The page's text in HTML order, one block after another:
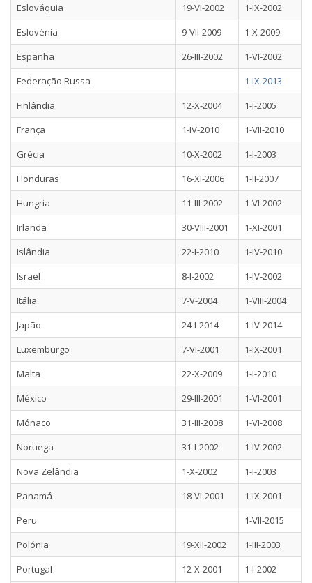
Eslováquia
19-VI-2002
1-IX-2002
Eslovénia
9-VII-2009
1-X-2009
Espanha
26-III-2002
1-VI-2002
Federação Russa
1-IX-2013
Finlândia
12-X-2004
1-I-2005
França
1-IV-2010
1-VII-2010
Grécia
10-X-2002
1-I-2003
Honduras
16-XI-2006
1-II-2007
Hungria
11-III-2002
1-VI-2002
Irlanda
30-VIII-2001
1-XI-2001
Islândia
22-I-2010
1-IV-2010
Israel
8-I-2002
1-IV-2002
Itália
7-V-2004
1-VIII-2004
Japão
24-I-2014
1-IV-2014
Luxemburgo
7-VI-2001
1-IX-2001
Malta
22-X-2009
1-I-2010
México
29-III-2001
1-VI-2001
Mónaco
31-III-2008
1-VI-2008
Noruega
31-I-2002
1-IV-2002
Nova Zelândia
1-X-2002
1-I-2003
Panamá
18-VI-2001
1-IX-2001
Peru
1-VII-2015
Polónia
19-XII-2002
1-III-2003
Portugal
12-X-2001
1-I-2002